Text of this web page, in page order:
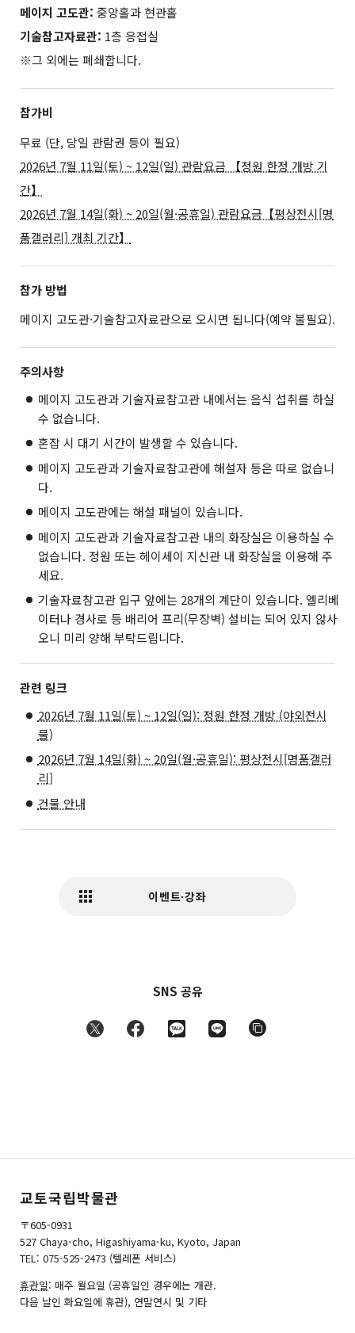
메이지 고도관: 중앙홀과 현관홀
기술참고자료관: 1층 응접실
※그 외에는 폐쇄합니다.
참가비
무료 (단, 당일 관람권 등이 필요)
2026년 7월 11일(토) ~ 12일(일) 관람요금 【정원 한정 개방 기
간】
2026년 7월 14일(화) ~ 20일(월·공휴일) 관람요금【평상전시[명
품갤러리] 개최 기간】
참가 방법
메이지 고도관·기술참고자료관으로 오시면 됩니다(예약 불필요).
주의사항
메이지 고도관과 기술자료참고관 내에서는 음식 섭취를 하실
수 없습니다.
혼잡 시 대기 시간이 발생할 수 있습니다.
메이지 고도관과 기술자료참고관에 해설자 등은 따로 없습니
다.
메이지 고도관에는 해설 패널이 있습니다.
메이지 고도관과 기술자료참고관 내의 화장실은 이용하실 수
없습니다. 정원 또는 헤이세이 지신관 내 화장실을 이용해 주
세요.
기술자료참고관 입구 앞에는 28개의 계단이 있습니다. 엘리베
이터나 경사로 등 배리어 프리(무장벽) 설비는 되어 있지 않사
오니 미리 양해 부탁드립니다.
관련 링크
2026년 7월 11일(토) ~ 12일(일): 정원 한정 개방 (야외전시
물)
2026년 7월 14일(화) ~ 20일(월·공휴일): 평상전시[명품갤러
리]
건물 안내
이벤트∙강좌
SNS 공유
교토국립박물관
〒605-0931
527 Chaya-cho, Higashiyama-ku, Kyoto, Japan
TEL: 075-525-2473 (텔레폰 서비스)
휴관일: 매주 월요일 (공휴일인 경우에는 개관.
다음 날인 화요일에 휴관), 연말연시 및 기타